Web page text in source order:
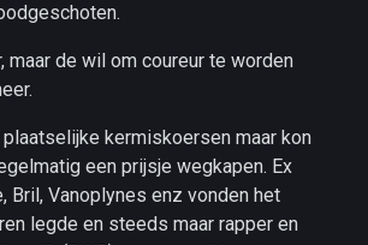
de wil om coureur te worden
kermiskoersen maar kon
een prijsje wegkapen. Ex
Bril, Vanoplynes enz vonden het
legde en steeds maar rapper en